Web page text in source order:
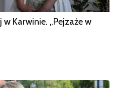
Karwinie. „Pejzaże w